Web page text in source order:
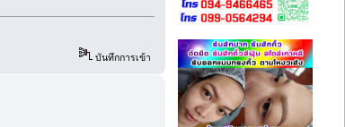
บันทึกการเข้า